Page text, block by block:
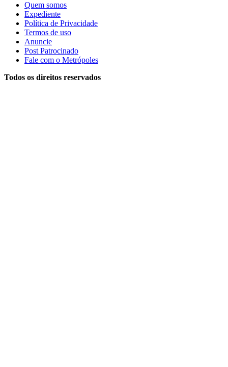
Quem somos
Expediente
Política de Privacidade
Termos de uso
Anuncie
Post Patrocinado
Fale com o Metrópoles
Todos os direitos reservados